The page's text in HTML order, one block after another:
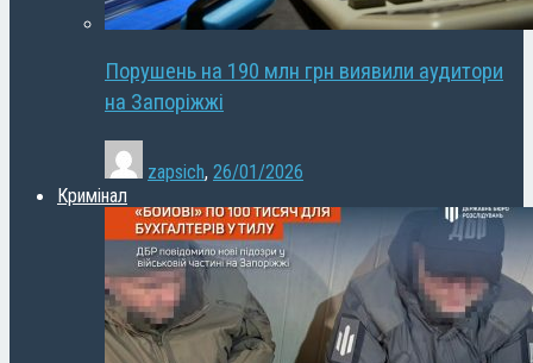
Порушень на 190 млн грн виявили аудитори
на Запоріжжі
zapsich, 26/01/2026
Кримінал